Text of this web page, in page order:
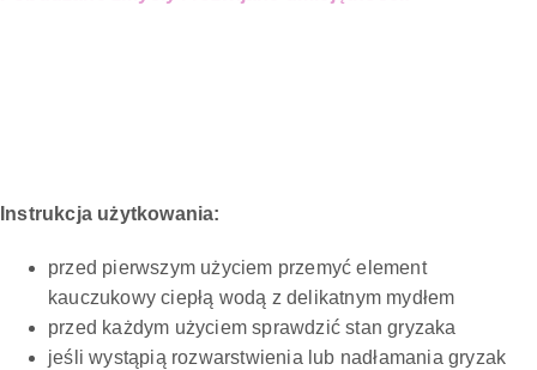
Instrukcja użytkowania:
przed pierwszym użyciem przemyć element
kauczukowy ciepłą wodą z delikatnym mydłem
przed każdym użyciem sprawdzić stan gryzaka
jeśli wystąpią rozwarstwienia lub nadłamania gryzak